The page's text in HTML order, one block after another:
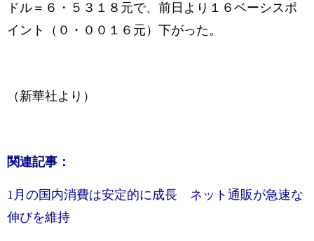
ドル＝６・５３１８元で、前日より１６ベーシスポ
イント（０・００１６元）下がった。
（新華社より）
関連記事：
1月の国内消費は安定的に成長 ネット通販が急速な
伸びを維持